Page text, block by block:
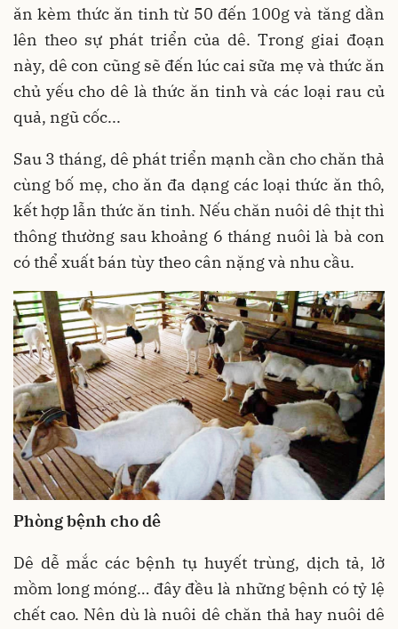
ăn kèm thức ăn tinh từ 50 đến 100g và tăng dần
lên theo sự phát triển của dê. Trong giai đoạn
này, dê con cũng sẽ đến lúc cai sữa mẹ và thức ăn
chủ yếu cho dê là thức ăn tinh và các loại rau củ
quả, ngũ cốc...
Sau 3 tháng, dê phát triển mạnh cần cho chăn thả
cùng bố mẹ, cho ăn đa dạng các loại thức ăn thô,
kết hợp lẫn thức ăn tinh. Nếu chăn nuôi dê thịt thì
thông thường sau khoảng 6 tháng nuôi là bà con
có thể xuất bán tùy theo cân nặng và nhu cầu.
Phòng bệnh cho dê
Dê dễ mắc các bệnh tụ huyết trùng, dịch tả, lở
mồm long móng… đây đều là những bệnh có tỷ lệ
chết cao. Nên dù là nuôi dê chăn thả hay nuôi dê